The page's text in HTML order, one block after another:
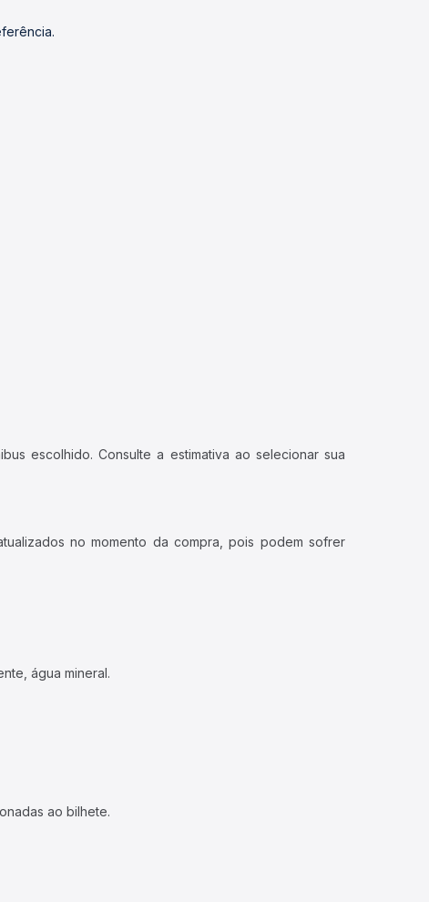
escolhido. Consulte a estimativa ao selecionar sua
no momento da compra, pois podem sofrer
água mineral.
ao bilhete.